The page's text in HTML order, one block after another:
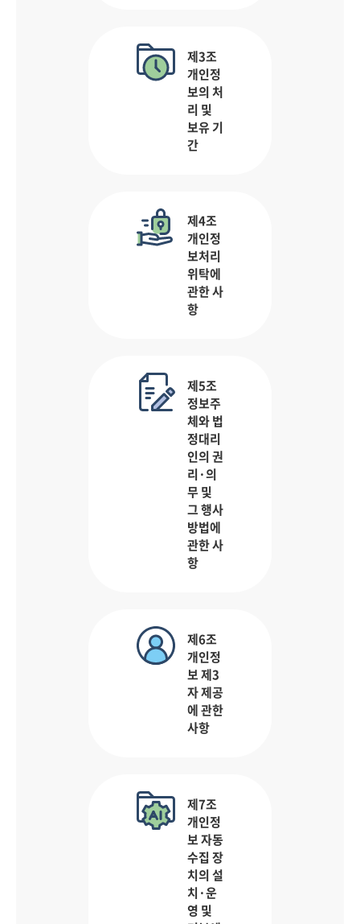
제3조
개인정
보의 처
리 및
보유 기
간
제4조
개인정
보처리
위탁에
관한 사
항
제5조
정보주
체와 법
정대리
인의 권
리·의
무 및
그 행사
방법에
관한 사
항
제6조
개인정
보 제3
자 제공
에 관한
사항
제7조
개인정
보 자동
수집 장
치의 설
치·운
영 및